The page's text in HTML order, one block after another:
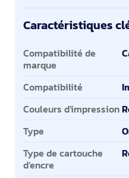
Caractéristiques
Caractéristiques clés
Compatibilité de
marque
Compatibilité
Couleurs d'impression
Type
Type de cartouche
d'encre